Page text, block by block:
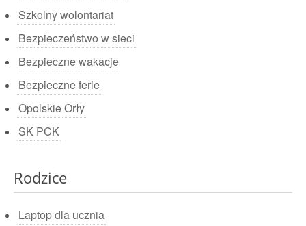
Szkolny wolontariat
Bezpieczeństwo w sieci
Bezpieczne wakacje
Bezpieczne ferie
Opolskie Orły
SK PCK
Rodzice
Laptop dla ucznia